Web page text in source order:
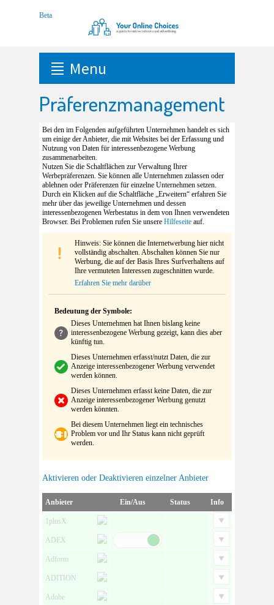
Menu
Präferenzmanagement
Bei den im Folgenden aufgeführten Unternehmen handelt es sich
um einige der Anbieter, die mit Websites bei der Erfassung und
Nutzung von Daten für interessenbezogene Werbung
zusammenarbeiten.
Nutzen Sie die Schaltflächen zur Verwaltung Ihrer
Werbepräferenzen. Sie können alle Unternehmen zulassen oder
ablehnen oder Präferenzen für einzelne Unternehmen setzen.
Durch ein Klicken auf die Schaltfläche „Erweitern“ erfahren Sie
mehr über das jeweilige Unternehmen und dessen
interessenbezogenen Werbestatus in dem von Ihnen verwendeten
Browser. Bei Problemen rufen Sie unsere Hilfeseite auf.
Hinweis: Sie können die Internetwerbung hier nicht
vollständig abschalten. Abschalten können Sie nur
Werbung, die auf der Basis Ihres Surfverhaltens auf
Ihre vermuteten Interessen zugeschnitten wurde.
Erfahren Sie mehr darüber
Bedeutung der Symbole:
Dieses Unternehmen hat Ihnen bislang keine
interessenbezogene Werbung gezeigt, kann dies aber
künftig tun.
Dieses Unternehmen erfasst/nutzt Daten, die zur
Anzeige interessenbezogener Werbung verwendet
werden können.
Dieses Unternehmen erfasst keine Daten, die zur
Anzeige interessenbezogener Werbung genutzt
werden könnten.
Bei diesem Unternehmen liegt ein technisches
Problem vor und Ihr Status kann nicht geprüft
werden.